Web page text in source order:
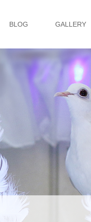
BLOG GALLERY